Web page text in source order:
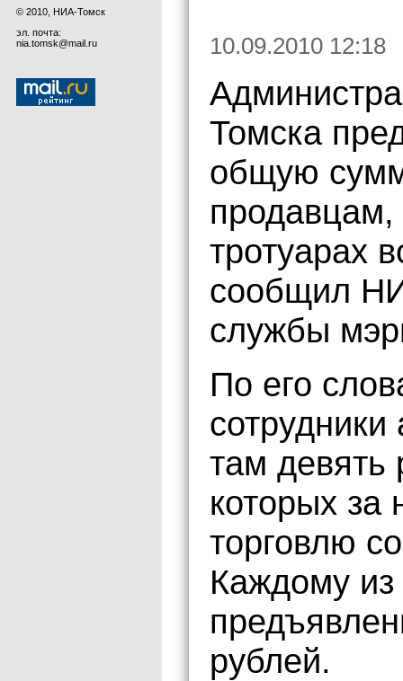
© 2010, НИА-Томск
эл. почта:
nia.tomsk@mail.ru
10.09.2010 12:18
Томска
общую
продавцам,
тротуарах
сообщил
службы
По его
там девять
которых за
торговлю
Каждому
рублей.